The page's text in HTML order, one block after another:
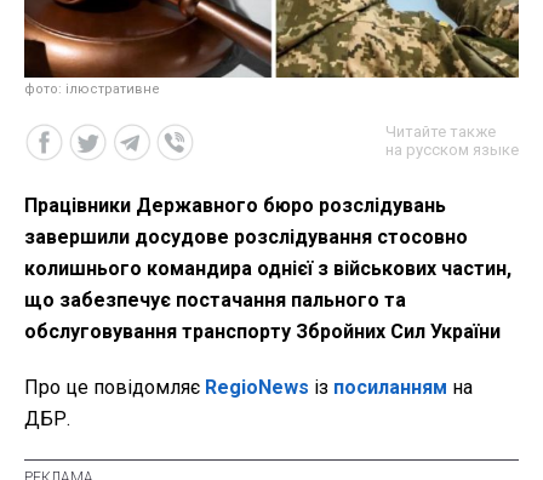
фото: ілюстративне
Читайте также
на русском языке
Працівники Державного бюро розслідувань
завершили досудове розслідування стосовно
колишнього командира однієї з військових частин,
що забезпечує постачання пального та
обслуговування транспорту Збройних Сил України
Про це повідомляє RegioNews із посиланням на
ДБР.